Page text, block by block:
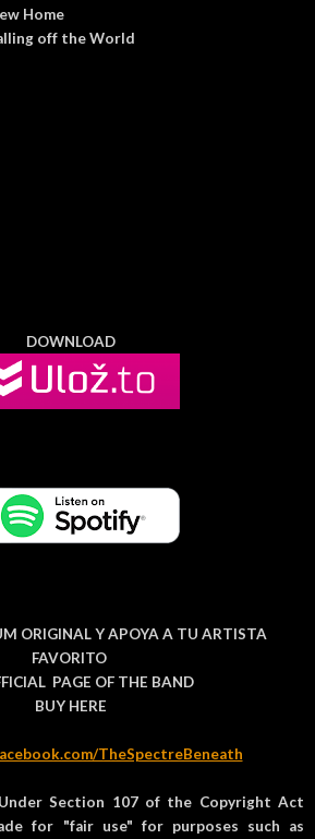
Home
off the World
DOWNLOAD
ORIGINAL Y APOYA A TU ARTISTA
FAVORITO
PAGE OF THE BAND
BUY HERE
TheSpectreBeneath
Section 107 of the Copyright Act
for "fair use" for purposes such as